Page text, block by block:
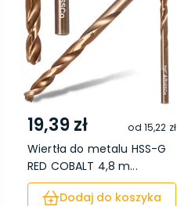
19,39 zł od 15,22 zł
Wiertła do metalu HSS-G
RED COBALT 4,8 m...
Dodaj do koszyka